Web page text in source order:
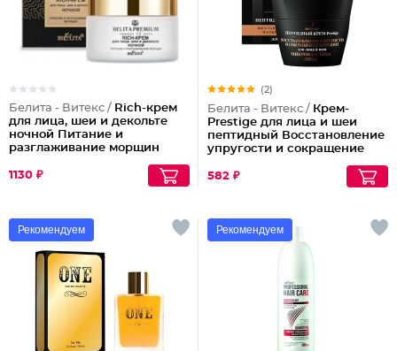
Белита - Витекс / Rich-крем
для лица, шеи и декольте
ночной Питание и
разглаживание морщин
1130 ₽
(2)
Белита - Витекс / Крем-
Prestige для лица и шеи
пептидный Восстановление
упругости и сокращение
582 ₽
Рекомендуем Рекомендуем